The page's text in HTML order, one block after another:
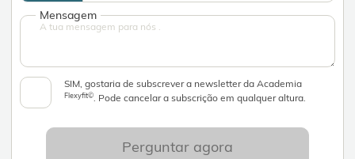
Mensagem
SIM, gostaria de subscrever a newsletter da Academia
Flexyfit©. Pode cancelar a subscrição em qualquer altura.
Perguntar agora